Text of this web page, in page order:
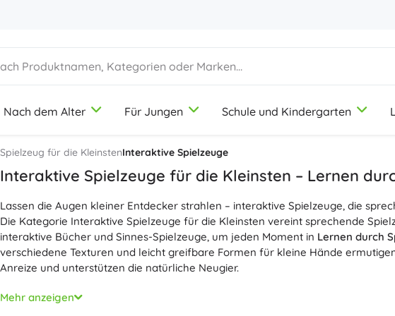
1-3 Jahre
9-12 Jahre
Nach dem Alter
1-3 Jahre
9-12 Jahre
Für Jungen
1-3 Jahre
9-12 Jahre
Schule und Kindergarten
Künstlerbedarf
Buntstifte
Filzstifte
Stempel
Schürzen und Tischdecken
Mehr anzeigen
Duplo
Icons
Disney
Berufespiele
Schönheitssalon
Köche
Laden spielen
Werkstatt
Haushalt
Mehr anzeigen
Spielzeug für die KleinstenInteraktive Spielzeuge
Interaktive Spielzeuge für die Kleinsten – Lernen
Lassen die Augen kleiner Entdecker strahlen – interaktive Spielzeuge, die
Die Kategorie Interaktive Spielzeuge für die Kleinsten vereint sprechende
interaktive Bücher und Sinnes-Spielzeuge, um jeden Moment in Lernen durch
verschiedene Texturen und leicht greifbare Formen für kleine Hände
Anreize und unterstützen die natürliche Neugier.
Interaktive Spielzeuge für Babys und Kleinkinder fördern die
Farbverständnis sowie erstes Kennenlernen von Zahlen, Buchstaben und
Mehr anzeigen